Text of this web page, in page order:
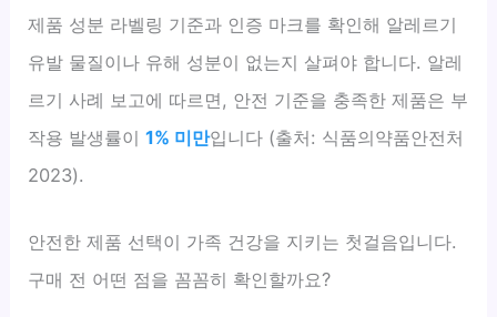
제품 성분 라벨링 기준과 인증 마크를 확인해 알레르기
유발 물질이나 유해 성분이 없는지 살펴야 합니다. 알레
르기 사례 보고에 따르면, 안전 기준을 충족한 제품은 부
작용 발생률이1% 미만입니다 (출처: 식품의약품안전처
2023).
안전한 제품 선택이 가족 건강을 지키는 첫걸음입니다.
구매 전 어떤 점을 꼼꼼히 확인할까요?